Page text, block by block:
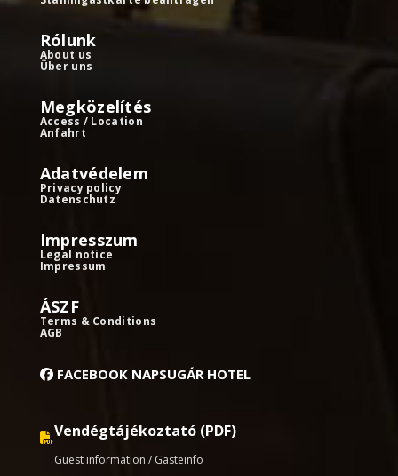
Rólunk
About us
Über uns
Megközelítés
Access / Location
Anfahrt
Adatvédelem
Privacy policy
Datenschutz
Impresszum
Legal notice
Impressum
ÁSZF
Terms & Conditions
AGB
FACEBOOK NAPSUGÁR HOTEL
Vendégtájékoztató (PDF)
Guest information / Gästeinfo